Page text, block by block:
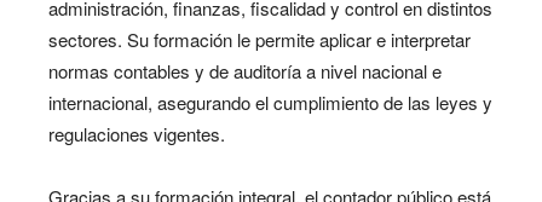
administración, finanzas, fiscalidad y control en distintos
sectores. Su formación le permite aplicar e interpretar
normas contables y de auditoría a nivel nacional e
internacional, asegurando el cumplimiento de las leyes y
regulaciones vigentes.